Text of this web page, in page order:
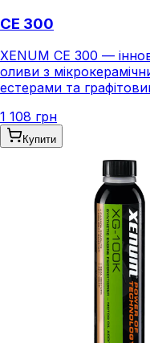
CE 300
XENUM CE 300 —
оливи з
естерами та
1 108 грн
Купити